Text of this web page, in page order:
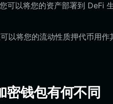
您可以将您的资产部署到 DeFi
以将您的流动性质押代币用
密钱包有何不同